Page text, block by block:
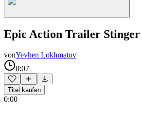
Epic Action Trailer Stinger
vonYevhen Lokhmatov
0:07
Titel kaufen
0:00